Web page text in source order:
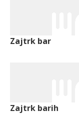
Zajtrk bar
Zajtrk barih